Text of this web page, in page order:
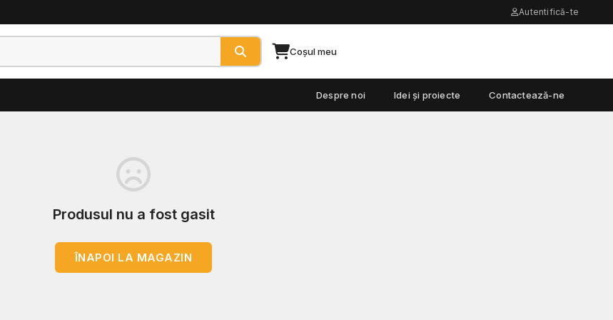
Autentifică-te
Coșul meu
Despre noi Idei și proiecte Contactează-ne
Produsul nu a fost gasit
ÎNAPOI LA MAGAZIN